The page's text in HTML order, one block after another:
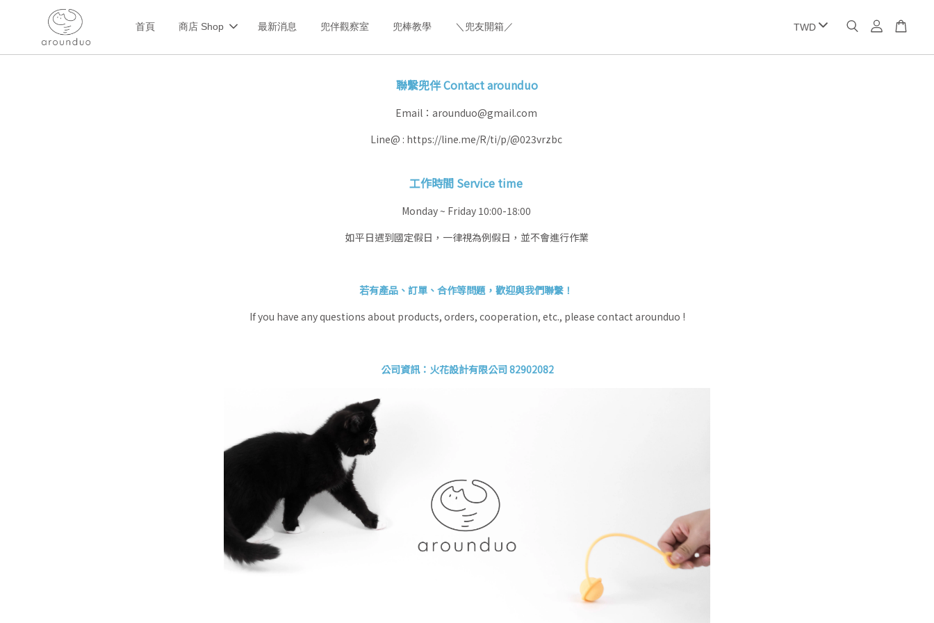
首頁 商店 Shop 最新消息 兜伴觀察室 兜棒教學 ＼兜友開箱／
聯繫兜伴 Contact arounduo
Email：arounduo@gmail.com
Line@ : https://line.me/R/ti/p/@023vrzbc
工作時間 Service time
Monday ~ Friday 10:00-18:00
如平日遇到國定假日，一律視為例假日，並不會進行作業
若有產品、訂單、合作等問題，歡迎與我們聯繫！
If you have any questions about products, orders, cooperation, etc., please contact arounduo !
公司資訊：火花設計有限公司 82902082